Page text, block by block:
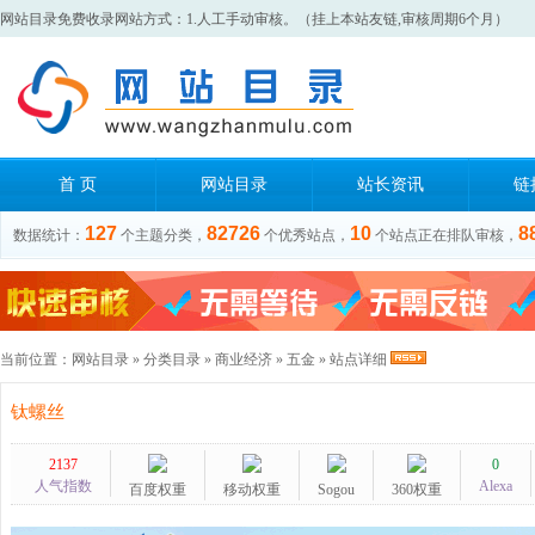
网站目录免费收录网站方式：1.人工手动审核。（挂上本站友链,审核周期6个月）
首 页 网站目录 站长资讯 链
数据统计： 127 个主题分类， 82726 个优秀站点， 10 个站点正在排队审核，
当前位置： 网站目录 » 分类目录 » 商业经济 » 五金 » 站点详细
钛螺丝
2137
人气指数
百度权重 移动权重 Sogou 360权重
0
Alexa